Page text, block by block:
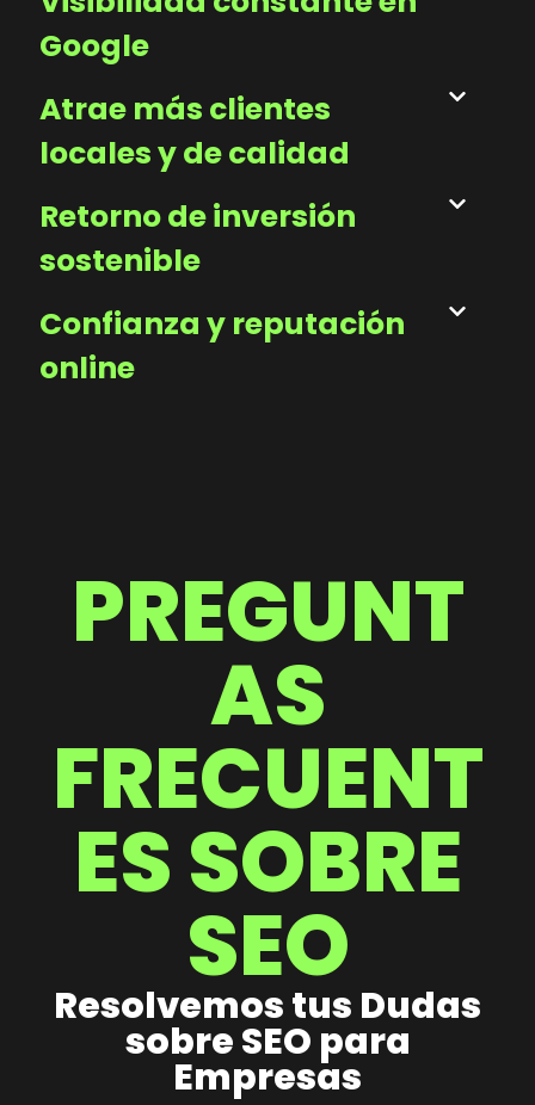
Google
Atrae más clientes
locales y de calidad
Retorno de inversión
sostenible
Confianza y reputación
online
PREGUNT
AS
FRECUENT
ES SOBRE
SEO
Resolvemos tus Dudas
sobre SEO para
Empresas